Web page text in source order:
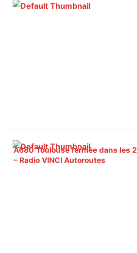
A680 Toulouse fermée dans les
– Radio VINCI Autoroutes